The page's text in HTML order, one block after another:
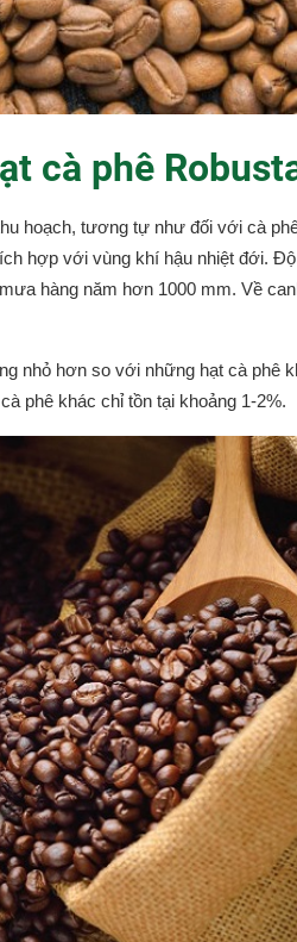
cà phê
hoạch, tương tự như đối với cà
hợp với vùng khí hậu nhiệt đới.
hàng năm hơn 1000 mm. Về
nhỏ hơn so với những hạt cà phê
phê khác chỉ tồn tại khoảng 1-2%.